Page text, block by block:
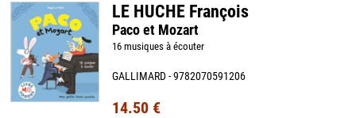
LE HUCHE François
Paco et Mozart
16 musiques à écouter
GALLIMARD - 9782070591206
14.50 €